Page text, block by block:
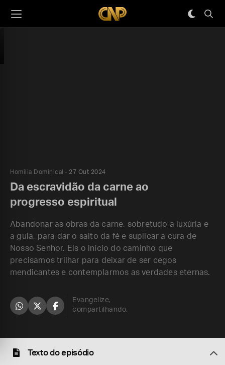
Homilia Dominical 27 Out 2024
Da escravidão da carne ao
progresso espiritual
Abandonar as obras da carne, sobretudo a luxúria e
a gula, para dar o salto da fé e suplicar a cura de
Nosso Senhor. Eis o início do caminho que
precisamos trilhar para deixar de ser cegos
mendicantes e contemplarmos as verdades eternas.
Evangelize,
compartilhando.
Texto do episódio